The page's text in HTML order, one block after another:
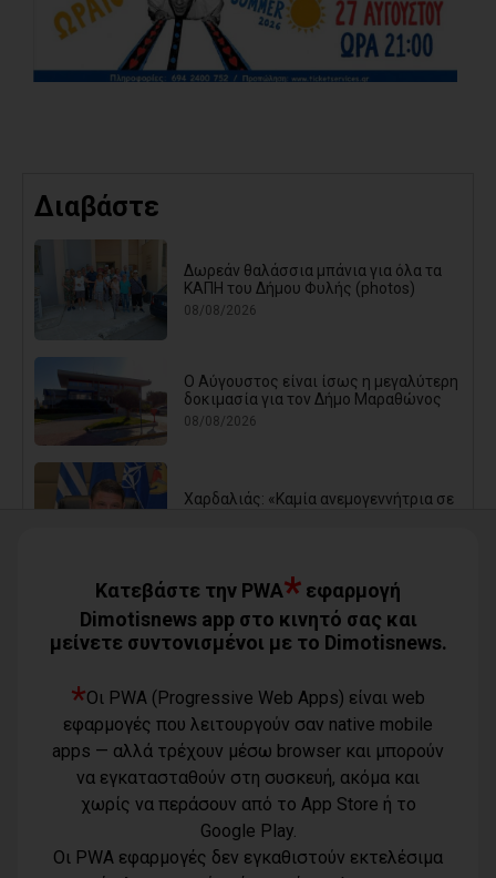
Διαβάστε
Δωρεάν θαλάσσια μπάνια για όλα τα
ΚΑΠΗ του Δήμου Φυλής (photos)
08/08/2026
Ο Αύγουστος είναι ίσως η μεγαλύτερη
δοκιμασία για τον Δήμο Μαραθώνος
08/08/2026
Χαρδαλιάς: «Καμία ανεμογεννήτρια σε
Με τη συνδρομή του Δήμου Αθηναίων
08/08/2026
Μπουρνούς: «Σχέδια Πόλης: Οι
ευθύνες της διοίκησης Τσεβά στον
καθορισμό των τιμών μονάδας και οι
επιπτώσεις στην εισφορά σε χρήμα
των πολιτών»
07/08/2026
Κατεβάστε την PWA* εφαρμογή
Dimotisnews app στο κινητό σας και
μείνετε συντονισμένοι με το Dimotisnews.
*Οι PWA (Progressive Web Apps) είναι web
εφαρμογές που λειτουργούν σαν native mobile
apps — αλλά τρέχουν μέσω browser και μπορούν
να εγκατασταθούν στη συσκευή, ακόμα και
χωρίς να περάσουν από το App Store ή το
Google Play.
Οι PWA εφαρμογές δεν εγκαθιστούν εκτελέσιμα